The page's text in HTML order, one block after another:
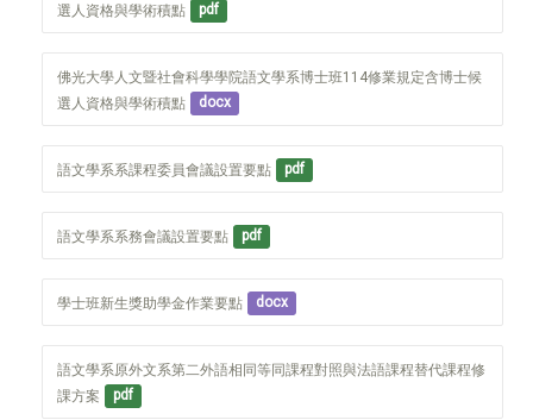
選人資格與學術積點
pdf
佛光大學人文暨社會科學學院語文學系博士班114修業規定含博士候
選人資格與學術積點
docx
語文學系系課程委員會議設置要點 pdf
語文學系系務會議設置要點 pdf
學士班新生獎助學金作業要點 docx
語文學系原外文系第二外語相同等同課程對照與法語課程替代課程修
課方案
pdf